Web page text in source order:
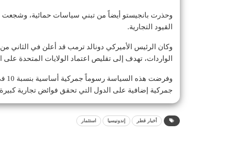
وحذرت بانجيستو أيضاً من تبني سياسات حمائية، وشجعت
القيود التجارية.
وكان الرئيس الأميركي دونالد ترمب قد أعلن في
الواردات، تهدف إلى تقليص اعتماد الولايات المتحدة على
جمركية إضافية على الدول التي تحقق فوائض تجارية كبيرة
أخبار قطر إندونيسيا استثمار